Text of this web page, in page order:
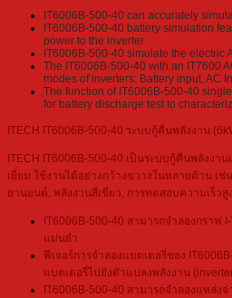
IT6006B-500-40 can accurately
IT6006B-500-40 battery simulation
power to the inverter
IT6006B-500-40 simulate the electric
The IT6006B-500-40 with an IT7600
modes of inverters: Battery input, AC
The function of IT6006B-500-40
for battery discharge test to
ITECH IT6006B-500-40 ระบบกู้คืนพลังงาน
ITECH IT6006B-500-40 เป็นระบบกู้คืนพลังง
เยี่ยม ใช้งานได้อย่างกว้างขวางในหลายด้าน เช่
ยานยนต์, พลังงานสีเขียว, การทดสอบความเร็วสู
IT6006B-500-40 สามารถจำลองกราฟ
แม่นยำ
ฟีเจอร์การจำลองแบตเตอรี่ของ
แบตเตอรี่ไปยังตัวแปลงพลังงาน
IT6006B-500-40 สามารถจำลองแหล่งจ่